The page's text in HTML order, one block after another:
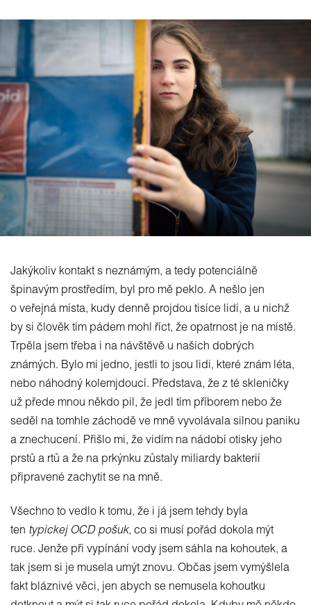
Jakýkoliv kontakt s neznámým, a tedy potenciálně
špinavým prostředím, byl pro mě peklo. A nešlo jen
o veřejná místa, kudy denně projdou tisíce lidí, a u nichž
by si člověk tím pádem mohl říct, že opatrnost je na místě.
Trpěla jsem třeba i na návštěvě u našich dobrých
známých. Bylo mi jedno, jestli to jsou lidi, které znám léta,
nebo náhodný kolemjdoucí. Představa, že z té skleničky
už přede mnou někdo pil, že jedl tím příborem nebo že
seděl na tomhle záchodě ve mně vyvolávala silnou paniku
a znechucení. Přišlo mi, že vidím na nádobí otisky jeho
prstů a rtů a že na prkýnku zůstaly miliardy bakterií
připravené zachytit se na mně.
Všechno to vedlo k tomu, že i já jsem tehdy byla
ten typickej OCD pošuk, co si musí pořád dokola mýt
ruce. Jenže při vypínání vody jsem sáhla na kohoutek, a
tak jsem si je musela umýt znovu. Občas jsem vymýšlela
fakt bláznivé věci, jen abych se nemusela kohoutku